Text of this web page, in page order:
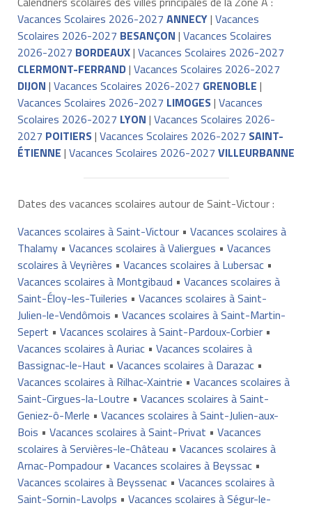
Vacances Scolaires 2026-2027 ANNECY| Vacances
Scolaires 2026-2027 BESANÇON | Vacances Scolaires
2026-2027 BORDEAUX| Vacances Scolaires 2026-2027
CLERMONT-FERRAND| Vacances Scolaires 2026-2027
DIJON | Vacances Scolaires 2026-2027 GRENOBLE |
Vacances Scolaires 2026-2027 LIMOGES| Vacances
Scolaires 2026-2027 LYON | Vacances Scolaires 2026-
2027 POITIERS| Vacances Scolaires 2026-2027 SAINT-
ÉTIENNE | Vacances Scolaires 2026-2027 VILLEURBANNE
Dates des vacances scolaires autour de Saint-Victour :
Vacances scolaires à Saint-Victour• Vacances scolaires à
Thalamy• Vacances scolaires à Valiergues • Vacances
scolaires à Veyrières • Vacances scolaires à Lubersac•
Vacances scolaires à Montgibaud • Vacances scolaires à
Saint-Éloy-les-Tuileries • Vacances scolaires à Saint-
Julien-le-Vendômois • Vacances scolaires à Saint-Martin-
Sepert • Vacances scolaires à Saint-Pardoux-Corbier•
Vacances scolaires à Auriac• Vacances scolaires à
Bassignac-le-Haut • Vacances scolaires à Darazac•
Vacances scolaires à Rilhac-Xaintrie • Vacances scolaires à
Saint-Cirgues-la-Loutre • Vacances scolaires à Saint-
Geniez-ô-Merle • Vacances scolaires à Saint-Julien-aux-
Bois • Vacances scolaires à Saint-Privat • Vacances
scolaires à Servières-le-Château • Vacances scolaires à
Arnac-Pompadour• Vacances scolaires à Beyssac•
Vacances scolaires à Beyssenac• Vacances scolaires à
Saint-Sornin-Lavolps • Vacances scolaires à Ségur-le-